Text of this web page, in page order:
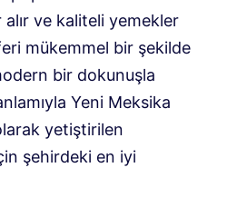
alır ve kaliteli yemekler
mükemmel bir şekilde
bir dokunuşla
Yeni Meksika
yetiştirilen
şehirdeki en iyi